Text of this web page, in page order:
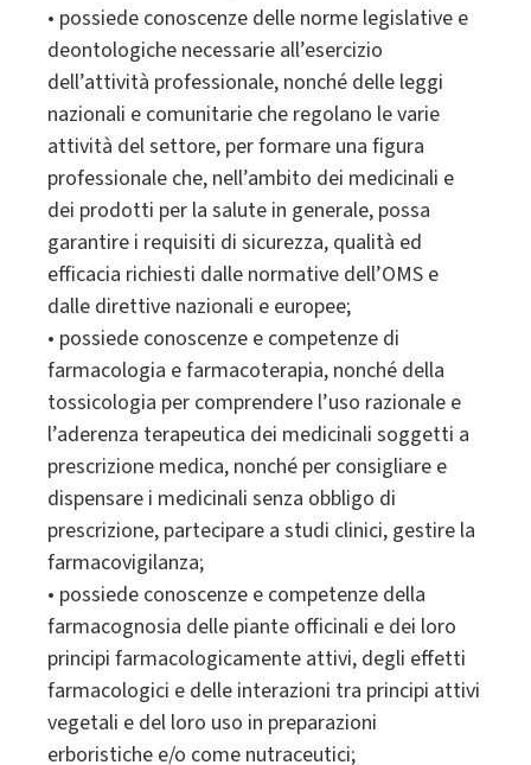
• possiede conoscenze delle norme legislative e
deontologiche necessarie all’esercizio
dell’attività professionale, nonché delle leggi
nazionali e comunitarie che regolano le varie
attività del settore, per formare una figura
professionale che, nell’ambito dei medicinali e
dei prodotti per la salute in generale, possa
garantire i requisiti di sicurezza, qualità ed
efficacia richiesti dalle normative dell’OMS e
dalle direttive nazionali e europee;
• possiede conoscenze e competenze di
farmacologia e farmacoterapia, nonché della
tossicologia per comprendere l’uso razionale e
l’aderenza terapeutica dei medicinali soggetti a
prescrizione medica, nonché per consigliare e
dispensare i medicinali senza obbligo di
prescrizione, partecipare a studi clinici, gestire la
farmacovigilanza;
• possiede conoscenze e competenze della
farmacognosia delle piante officinali e dei loro
principi farmacologicamente attivi, degli effetti
farmacologici e delle interazioni tra principi attivi
vegetali e del loro uso in preparazioni
erboristiche e/o come nutraceutici;